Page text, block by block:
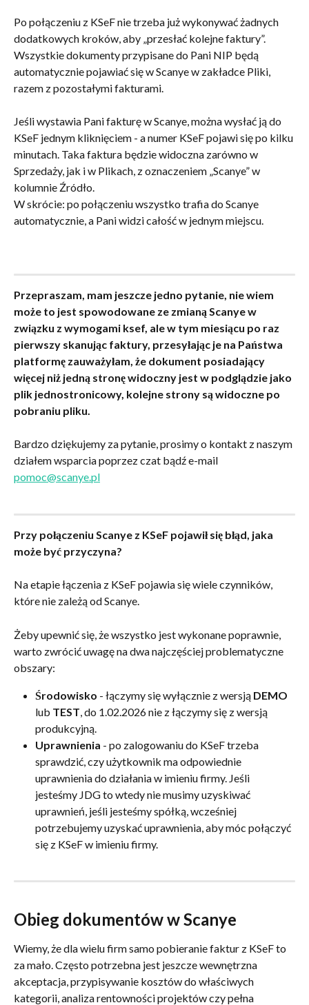
Po połączeniu z KSeF nie trzeba już wykonywać żadnych
dodatkowych kroków, aby „przesłać kolejne faktury”.
Wszystkie dokumenty przypisane do Pani NIP będą
automatycznie pojawiać się w Scanye w zakładce Pliki,
razem z pozostałymi fakturami.
Jeśli wystawia Pani fakturę w Scanye, można wysłać ją do
KSeF jednym kliknięciem - a numer KSeF pojawi się po kilku
minutach. Taka faktura będzie widoczna zarówno w
Sprzedaży, jak i w Plikach, z oznaczeniem „Scanye” w
kolumnie Źródło.
W skrócie: po połączeniu wszystko trafia do Scanye
automatycznie, a Pani widzi całość w jednym miejscu.
Przepraszam, mam jeszcze jedno pytanie, nie wiem
może to jest spowodowane ze zmianą Scanye w
związku z wymogami ksef, ale w tym miesiącu po raz
pierwszy skanując faktury, przesyłając je na Państwa
platformę zauważyłam, że dokument posiadający
więcej niż jedną stronę widoczny jest w podglądzie jako
plik jednostronicowy, kolejne strony są widoczne po
pobraniu pliku.
Bardzo dziękujemy za pytanie, prosimy o kontakt z naszym
działem wsparcia poprzez czat bądź e-mail
pomoc@scanye.pl
Przy połączeniu Scanye z KSeF pojawił się błąd, jaka
może być przyczyna?
Na etapie łączenia z KSeF pojawia się wiele czynników,
które nie zależą od Scanye.
Żeby upewnić się, że wszystko jest wykonane poprawnie,
warto zwrócić uwagę na dwa najczęściej problematyczne
obszary:
Środowisko - łączymy się wyłącznie z wersją DEMO
lub TEST , do 1.02.2026 nie z łączymy się z wersją
produkcyjną.
Uprawnienia - po zalogowaniu do KSeF trzeba
sprawdzić, czy użytkownik ma odpowiednie
uprawnienia do działania w imieniu firmy. Jeśli
jesteśmy JDG to wtedy nie musimy uzyskiwać
uprawnień, jeśli jesteśmy spółką, wcześniej
potrzebujemy uzyskać uprawnienia, aby móc połączyć
się z KSeF w imieniu firmy.
Obieg dokumentów w Scanye
Wiemy, że dla wielu firm samo pobieranie faktur z KSeF to
za mało. Często potrzebna jest jeszcze wewnętrzna
akceptacja, przypisywanie kosztów do właściwych
kategorii, analiza rentowności projektów czy pełna